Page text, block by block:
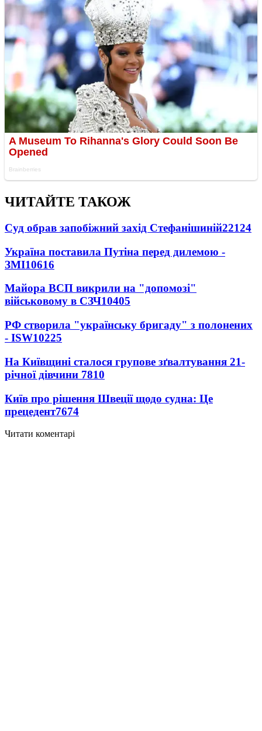
ЧИТАЙТЕ ТАКОЖ
Суд обрав запобіжний захід Стефанішиній22124
Україна поставила Путіна перед дилемою -
ЗМІ10616
Майора ВСП викрили на "допомозі"
військовому в СЗЧ10405
РФ створила "українську бригаду" з полонених
- ISW10225
На Київщині сталося групове зґвалтування 21-
річної дівчини 7810
Київ про рішення Швеції щодо судна: Це
прецедент7674
Читати коментарі